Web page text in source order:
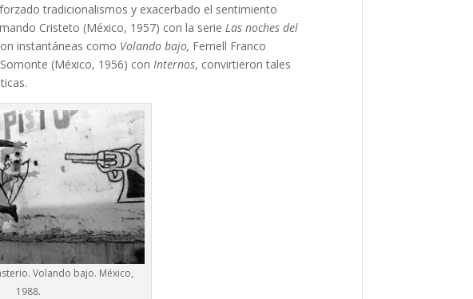
tradicionalismos y exacerbado el sentimiento
Cristeto (México, 1957) con la serie Las noches del
instantáneas como Volando bajo, Fernell Franco
(México, 1956) con Internos, convirtieron tales
Volando bajo. México,
1988.